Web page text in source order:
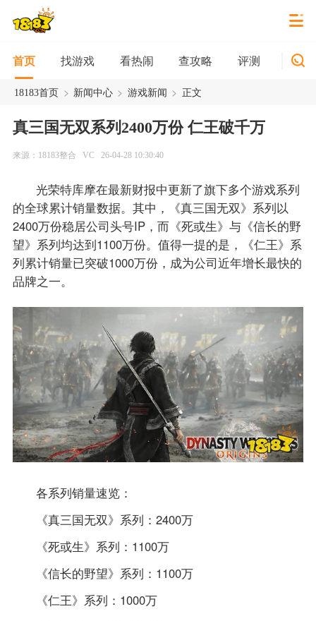
首页 找游戏 看热闹 查攻略 评测 新游
18183首页 > 新闻中心 > 游戏新闻 > 正文
真三国无双系列2400万份 仁王破千万
来源：18183整合 VC 26-04-28 10:30:40
光荣特库摩在最新财报中更新了旗下多个游戏系列
的全球累计销量数据。其中，《真三国无双》系列以
2400万份稳居公司头号IP，而《死或生》与《信长的野
望》系列均达到1100万份。值得一提的是，《仁王》系
列累计销量已突破1000万份，成为公司近年增长最快的
品牌之一。
各系列销量速览：
《真三国无双》系列：2400万
《死或生》系列：1100万
《信长的野望》系列：1100万
《仁王》系列：1000万